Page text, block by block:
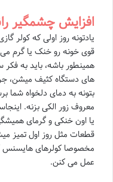
افزایش چشمگیر
یادتونه روز اولی که
قوی خونه رو خنک یا گرم
همینطور باشه، باید به
های دستگاه کثیف میشن،
بتونه به دمای دلخواه شما
معروف زور الکی بزنه.
یا اون خنکی و گرمای
قطعات مثل روز اول تمیز
مخصوصا کولرهای هایسنس که
عمل می کنن.